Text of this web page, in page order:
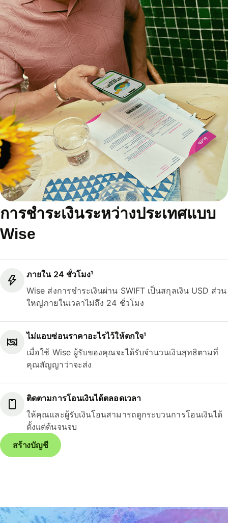
การชำระเงินระหว่างประเทศแบบ
Wise
ภายใน 24 ชั่วโมง¹
Wise ส่งการชำระเงินผ่าน SWIFT เป็นสกุลเงิน USD ส่วน
ใหญ่ภายในเวลาไม่ถึง 24 ชั่วโมง
ไม่แอบซ่อนราคาอะไรไว้ให้ตกใจ¹
เมื่อใช้ Wise ผู้รับของคุณจะได้รับจำนวนเงินสุทธิตามที่
คุณสัญญาว่าจะส่ง
ติดตามการโอนเงินได้ตลอดเวลา
ให้คุณและผู้รับเงินโอนสามารถดูกระบวนการโอนเงินได้
ตั้งแต่ต้นจนจบ
สร้างบัญชี